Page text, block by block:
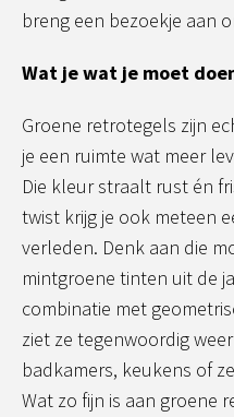
breng een bezoekje aan
Wat je wat je moet
Groene retrotegels zijn
je een ruimte wat meer
Die kleur straalt rust én
twist krijg je ook meteen
verleden. Denk aan die
mintgroene tinten uit de
combinatie met
ziet ze tegenwoordig
badkamers, keukens of
Wat zo fijn is aan groene